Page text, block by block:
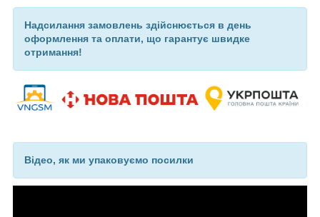
Надсилання замовлень здійснюється в день
оформлення та оплати, що гарантує швидке
отримання!
Відео, як ми упаковуємо посилки